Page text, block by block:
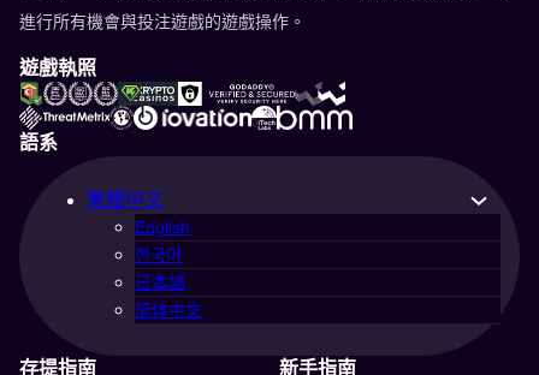
進行所有機會與投注遊戲的遊戲操作。
遊戲執照
語系
繁體中文
English
한국어
日本語
简体中文
存提指南 新手指南